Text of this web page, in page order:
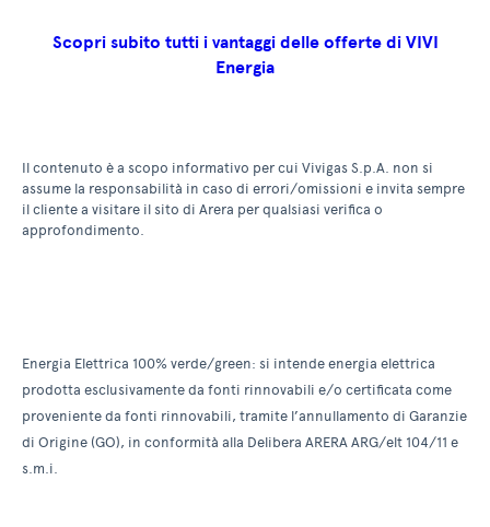
Scopri subito tutti i vantaggi delle offerte di VIVI
Energia
Il contenuto è a scopo informativo per cui Vivigas S.p.A. non si
assume la responsabilità in caso di errori/omissioni e invita sempre
il cliente a visitare il sito di Arera per qualsiasi verifica o
approfondimento.
Energia Elettrica 100% verde/green: si intende energia elettrica
prodotta esclusivamente da fonti rinnovabili e/o certificata come
proveniente da fonti rinnovabili, tramite l’annullamento di Garanzie
di Origine (GO), in conformità alla Delibera ARERA ARG/elt 104/11 e
s.m.i.